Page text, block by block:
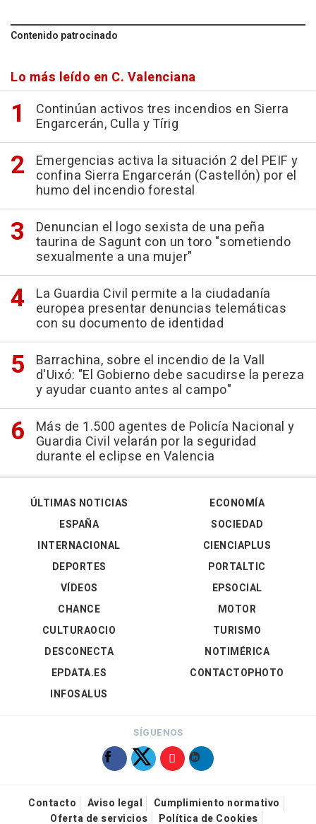
Contenido patrocinado
Lo más leído en C. Valenciana
Continúan activos tres incendios en Sierra
Engarcerán, Culla y Tírig
Emergencias activa la situación 2 del PEIF y
confina Sierra Engarcerán (Castellón) por el
humo del incendio forestal
Denuncian el logo sexista de una peña
taurina de Sagunt con un toro "sometiendo
sexualmente a una mujer"
La Guardia Civil permite a la ciudadanía
europea presentar denuncias telemáticas
con su documento de identidad
Barrachina, sobre el incendio de la Vall
d'Uixó: "El Gobierno debe sacudirse la pereza
y ayudar cuanto antes al campo"
Más de 1.500 agentes de Policía Nacional y
Guardia Civil velarán por la seguridad
durante el eclipse en Valencia
ÚLTIMAS NOTICIAS
ESPAÑA
INTERNACIONAL
DEPORTES
VÍDEOS
ECONOMÍA
SOCIEDAD
CIENCIAPLUS
PORTALTIC
EPSOCIAL
CHANCE
CULTURAOCIO
DESCONECTA
EPDATA.ES
INFOSALUS
MOTOR
TURISMO
NOTIMÉRICA
CONTACTOPHOTO
SÍGUENOS
Contacto Aviso legal
Cumplimiento normativo
Oferta de servicios
Política de Cookies